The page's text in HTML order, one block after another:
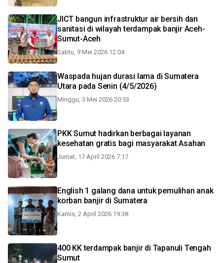
JICT bangun infrastruktur air bersih dan
sanitasi di wilayah terdampak banjir Aceh-
Sumut-Aceh
Sabtu, 9 Mei 2026 12:04
Waspada hujan durasi lama di Sumatera
Utara pada Senin (4/5/2026)
Minggu, 3 Mei 2026 20:53
PKK Sumut hadirkan berbagai layanan
kesehatan gratis bagi masyarakat Asahan
Jumat, 17 April 2026 7:17
English 1 galang dana untuk pemulihan anak
korban banjir di Sumatera
Kamis, 2 April 2026 19:38
400 KK terdampak banjir di Tapanuli Tengah
Sumut